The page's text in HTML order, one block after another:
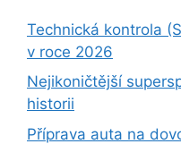
Technická kontrola
v roce 2026
Nejikoničtější
historii
Příprava auta na